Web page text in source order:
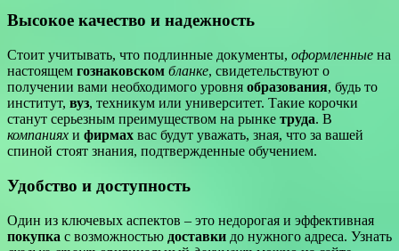
Высокое качество и надежность
Стоит учитывать, что подлинные документы, оформленные на
настоящем гознаковском бланке, свидетельствуют о
получении вами необходимого уровня образования, будь то
институт, вуз, техникум или университет. Такие корочки
станут серьезным преимуществом на рынке труда. В
компаниях и фирмах вас будут уважать, зная, что за вашей
спиной стоят знания, подтвержденные обучением.
Удобство и доступность
Один из ключевых аспектов – это недорогая и эффективная
покупка с возможностью доставки до нужного адреса. Узнать